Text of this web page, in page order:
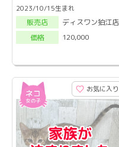
2023/10/15生まれ
販売店
ディスワン狛江店
価格
120,000
お気に入り